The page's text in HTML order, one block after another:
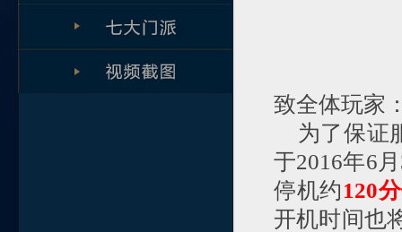
致全体玩家
为了保证
于2016年6
停机约120
开机时间也